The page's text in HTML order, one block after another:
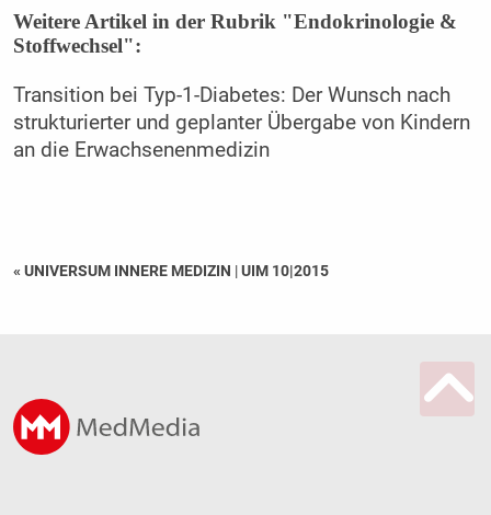
Weitere Artikel in der Rubrik "Endokrinologie &
Stoffwechsel":
Transition bei Typ-1-Diabetes: Der Wunsch nach
strukturierter und geplanter Übergabe von Kindern
an die Erwachsenenmedizin
« UNIVERSUM INNERE MEDIZIN |UIM 10|2015